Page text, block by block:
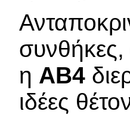
συνθήκες,
η ΑΒ4
ιδέες